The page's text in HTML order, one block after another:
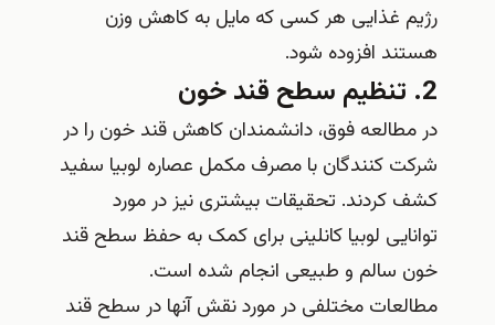
رژیم غذایی هر کسی که مایل به کاهش وزن
هستند افزوده شود.
2. تنظیم سطح قند خون
در مطالعه فوق، دانشمندان کاهش قند خون را در
شرکت کنندگان با مصرف مکمل عصاره لوبیا سفید
کشف کردند. تحقیقات بیشتری نیز در مورد
توانایی لوبیا کانلینی برای کمک به حفظ سطح قند
خون سالم و طبیعی انجام شده است.
مطالعات مختلفی در مورد نقش آنها در سطح قند